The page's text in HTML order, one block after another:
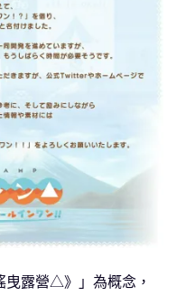
曳露營△》」為概念，